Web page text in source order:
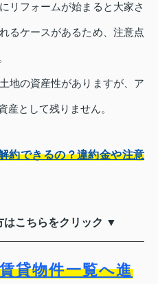
リフォームが始まると大家さ
るケースがあるため、注意点
地の資産性がありますが、ア
産として残りません。
約できるの？違約金や注意
こちらをクリック ▼
貸物件一覧へ進